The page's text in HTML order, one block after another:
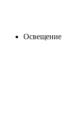
Освещение